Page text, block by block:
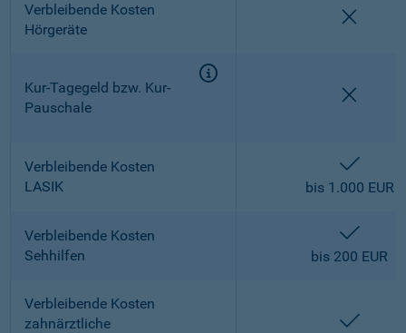
Verbleibende Kosten
Hörgeräte
Kur-Tagegeld bzw. Kur-
Pauschale
Verbleibende Kosten
LASIK
bis 1.000 EUR
Verbleibende Kosten
Sehhilfen
bis 200 EUR
Verbleibende Kosten
zahnärztliche